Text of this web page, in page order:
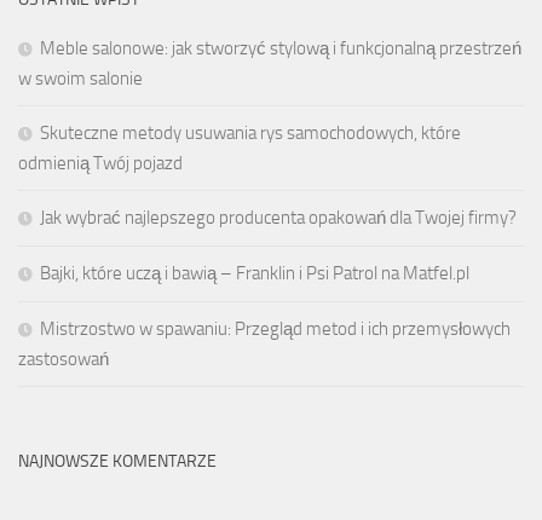
Meble salonowe: jak stworzyć stylową i funkcjonalną przestrzeń
w swoim salonie
Skuteczne metody usuwania rys samochodowych, które
odmienią Twój pojazd
Jak wybrać najlepszego producenta opakowań dla Twojej firmy?
Bajki, które uczą i bawią – Franklin i Psi Patrol na Matfel.pl
Mistrzostwo w spawaniu: Przegląd metod i ich przemysłowych
zastosowań
NAJNOWSZE KOMENTARZE